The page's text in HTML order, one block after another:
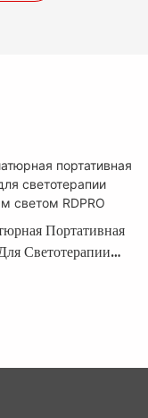
Портативная
Светотерапии